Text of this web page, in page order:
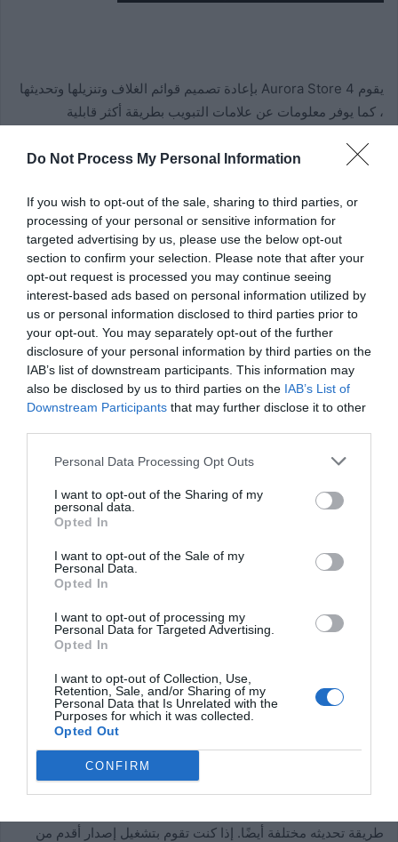
Do Not Process My Personal Information
If you wish to opt-out of the sale, sharing to third parties, or
processing of your personal or sensitive information for
targeted advertising by us, please use the below opt-out
section to confirm your selection. Please note that after your
opt-out request is processed you may continue seeing
interest-based ads based on personal information utilized by
us or personal information disclosed to third parties prior to
your opt-out. You may separately opt-out of the further
disclosure of your personal information by third parties on the
IAB’s list of downstream participants. This information may
also be disclosed by us to third parties on the IAB’s List of
Downstream Participants that may further disclose it to other
Personal Data Processing Opt Outs
I want to opt-out of the Sharing of my
personal data.
Opted In
I want to opt-out of the Sale of my
Personal Data.
Opted In
I want to opt-out of processing my
Personal Data for Targeted Advertising.
Opted In
I want to opt-out of Collection, Use,
Retention, Sale, and/or Sharing of my
Personal Data that Is Unrelated with the
Purposes for which it was collected.
Opted Out
CONFIRM
يقوم Aurora Store 4 بإعادة تصميم قوائم الغلاف وتنزيلها وتحديثها
، كما يوفر معلومات عن علامات التبويب بطريقة أكثر قابلية
بالتأكيد على تحسين تجربة Aurora الشاملة. كل ذلك
دون الحاجة
به للغاية. سواء بالنسبة لأولئك الذين ليس لديهم متجر Google Play
على هواتفهم ولأولئك الذين لديهم.
باقي الأخبار في Aurora Store 4
وتنزيلها
بصرف النظر عن كل هذا التغيير في جماليات الإغراء ، لم تكن هناك
فقط تلك التعديلات. سجل التغيير الكامل لـ Aurora Store v4.0.2
هو كما يلي:
واجهة مستخدم جديدة محسنة
أفضل أدوات تثبيت التطبيق
الاصلاحات والتحسينات
طريقة تحديثه مختلفة أيضًا. إذا كنت تقوم بتشغيل إصدار أقدم من